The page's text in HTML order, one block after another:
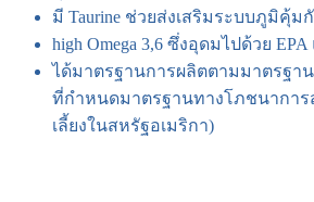
มี Taurine ช่วยส่งเสริมระบบภูมิคุ้ม
high Omega 3,6 ซึ่งอุดมไปด้วย
ได้มาตรฐานการผลิตตามมาตรฐา
ที่กำหนดมาตรฐานทางโภชนาการ
เลี้ยงในสหรัฐอเมริกา)